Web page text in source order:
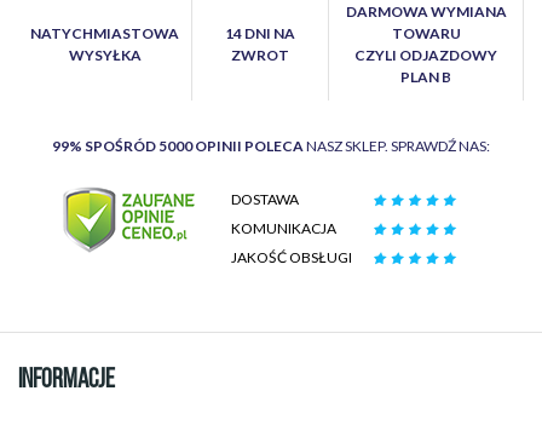
NATYCHMIASTOWA
WYSYŁKA
14 DNI NA
ZWROT
DARMOWA WYMIANA
TOWARU
CZYLI ODJAZDOWY
PLAN B
99% SPOŚRÓD 5000 OPINII POLECA NASZ SKLEP. SPRAWDŹ NAS:
DOSTAWA
KOMUNIKACJA
JAKOŚĆ OBSŁUGI
INFORMACJE